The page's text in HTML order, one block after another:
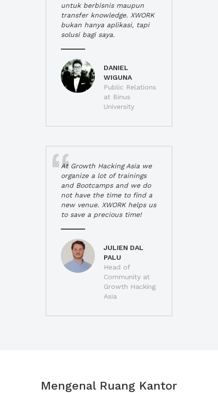
untuk berbisnis maupun
transfer knowledge. XWORK
bukan hanya aplikasi, tapi
solusi bagi saya.
DANIEL
WIGUNA
Public Relations
at Binus
University
At Growth Hacking Asia we
organize a lot of trainings
and Bootcamps and we do
not have the time to find a
new venue. XWORK helps us
to save a precious time!
JULIEN DAL
PALU
Head of
Community at
Growth Hacking
Asia
Mengenal Ruang Kantor